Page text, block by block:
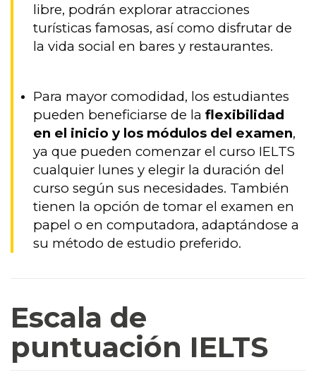
libre, podrán explorar atracciones
turísticas famosas, así como disfrutar de
la vida social en bares y restaurantes.
Para mayor comodidad, los estudiantes
pueden beneficiarse de laflexibilidad
en el inicio y los módulos del examen,
ya que pueden comenzar el curso IELTS
cualquier lunes y elegir la duración del
curso según sus necesidades. También
tienen la opción de tomar el examen en
papel o en computadora, adaptándose a
su método de estudio preferido.
Escala de
puntuación IELTS